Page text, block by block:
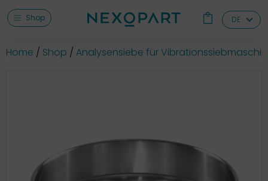
Shop DE
Home Shop Analysensiebe für